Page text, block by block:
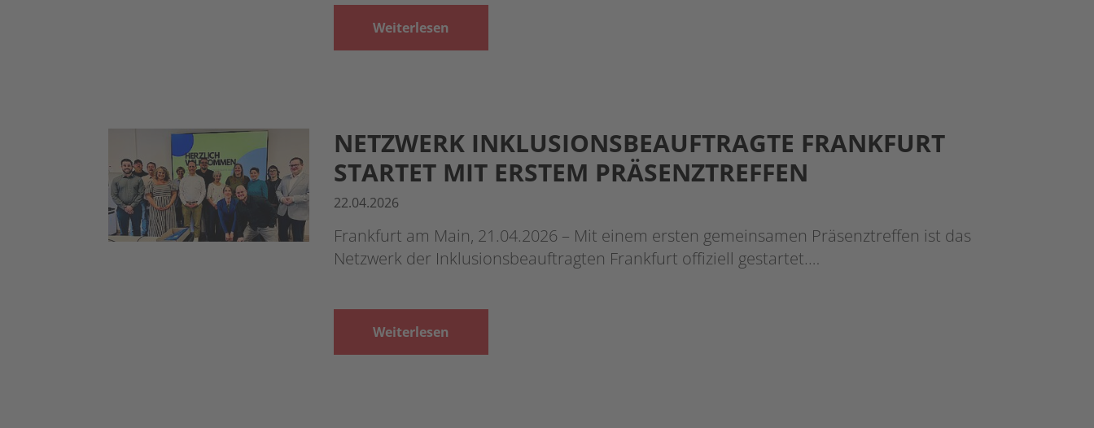
Weiterlesen
NETZWERK INKLUSIONSBEAUFTRAGTE FRANKFURT
STARTET MIT ERSTEM PRÄSENZTREFFEN
22.04.2026
Frankfurt am Main, 21.04.2026 – Mit einem ersten gemeinsamen Präsenztreffen ist das
Netzwerk der Inklusionsbeauftragten Frankfurt offiziell gestartet.…
Weiterlesen